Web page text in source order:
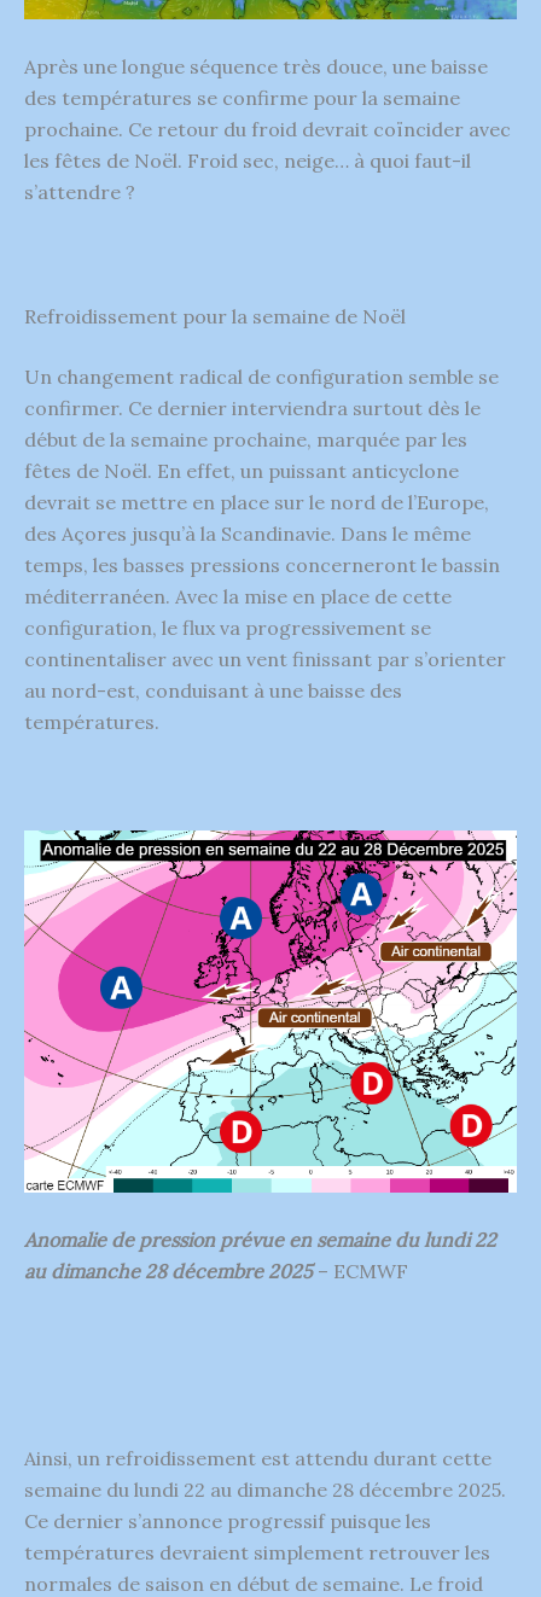
Après une longue séquence très douce, une baisse
des températures se confirme pour la semaine
prochaine. Ce retour du froid devrait coïncider avec
les fêtes de Noël. Froid sec, neige… à quoi faut-il
s’attendre ?
Refroidissement pour la semaine de Noël
Un changement radical de configuration semble se
confirmer. Ce dernier interviendra surtout dès le
début de la semaine prochaine, marquée par les
fêtes de Noël. En effet, un puissant anticyclone
devrait se mettre en place sur le nord de l’Europe,
des Açores jusqu’à la Scandinavie. Dans le même
temps, les basses pressions concerneront le bassin
méditerranéen. Avec la mise en place de cette
configuration, le flux va progressivement se
continentaliser avec un vent finissant par s’orienter
au nord-est, conduisant à une baisse des
températures.
Anomalie de pression prévue en semaine du lundi 22
au dimanche 28 décembre 2025– ECMWF
Ainsi, un refroidissement est attendu durant cette
semaine du lundi 22 au dimanche 28 décembre 2025.
Ce dernier s’annonce progressif puisque les
températures devraient simplement retrouver les
normales de saison en début de semaine. Le froid